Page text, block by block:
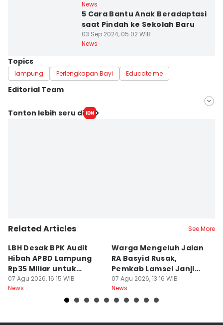
News
5 Cara Bantu Anak Beradaptasi
saat Pindah ke Sekolah Baru
03 Sep 2024, 05:02 WIB
News
Topics
lampung Perlengkapan Bayi Educate me
Editorial Team
Editor
Tonton lebih seru di
Related Articles See More
LBH Desak BPK Audit
Hibah APBD Lampung
Rp35 Miliar untuk
Kejaksaan
07 Agu 2026, 16:15 WIB
News
Warga Mengeluh Jalan
RA Basyid Rusak,
Pemkab Lamsel Janji
Segera Perbaiki
07 Agu 2026, 13:16 WIB
News